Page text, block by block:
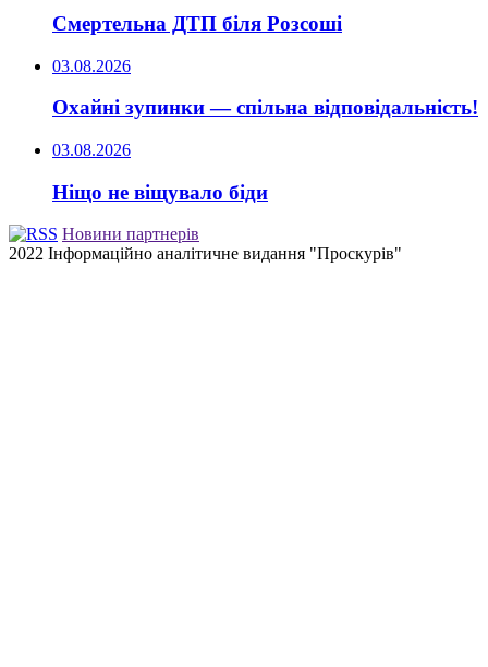
Смертельна ДТП біля Розсоші
03.08.2026
Охайні зупинки — спільна відповідальність!
03.08.2026
Ніщо не віщувало біди
Новини партнерів
2022 Інформаційно аналітичне видання "Проскурів"